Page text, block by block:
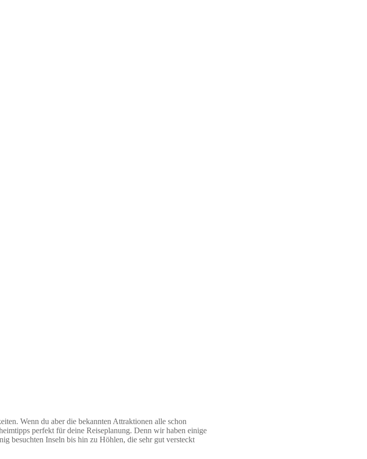
Wenn du aber die bekannten Attraktionen alle schon
perfekt für deine Reiseplanung. Denn wir haben einige
besuchten Inseln bis hin zu Höhlen, die sehr gut versteckt